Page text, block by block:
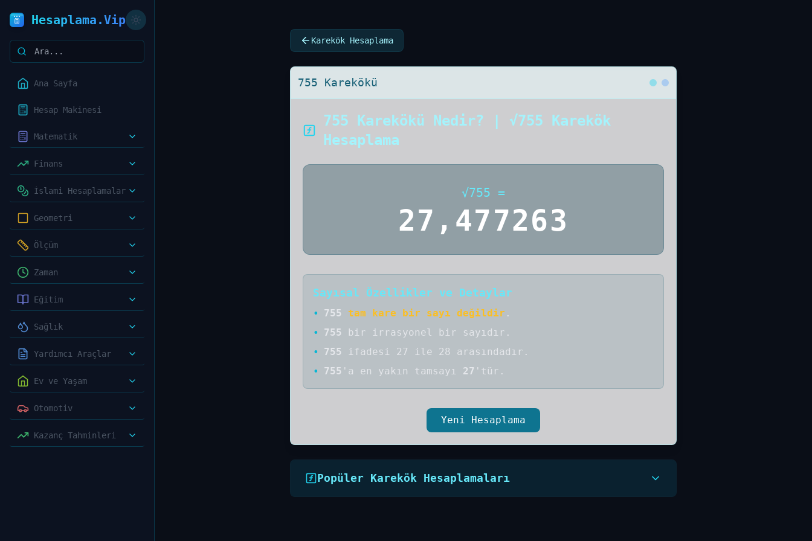
Hesaplama.Vip
Ana Sayfa
Hesap Makinesi
Matematik
Finans
İslami Hesaplamalar
Geometri
Ölçüm
Zaman
Eğitim
Sağlık
Yardımcı Araçlar
Ev ve Yaşam
Otomotiv
Kazanç Tahminleri
Karekök Hesaplama
755 Karekökü
755 Karekökü Nedir? | √755 Karekök
Hesaplama
√755 =
27,477263
Sayısal Özellikler ve Detaylar
• 755 tam kare bir sayı değildir .
•
755 bir irrasyonel bir sayıdır .
•
755
ifadesi 27 ile 28 arasındadır.
•
755 'a en yakın tamsayı 27 'tür.
Yeni Hesaplama
Popüler Karekök Hesaplamaları